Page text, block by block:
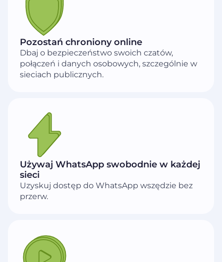
Pozostań chroniony online
Dbaj o bezpieczeństwo swoich czatów,
połączeń i danych osobowych, szczególnie w
sieciach publicznych.
Używaj WhatsApp swobodnie w każdej
sieci
Uzyskuj dostęp do WhatsApp wszędzie bez
przerw.